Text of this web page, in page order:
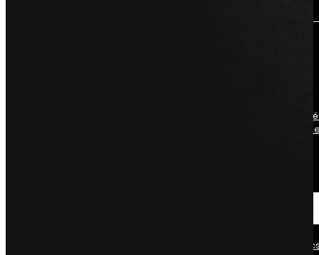
összeállításának
elemzésének
Ismerje meg az Ellistat